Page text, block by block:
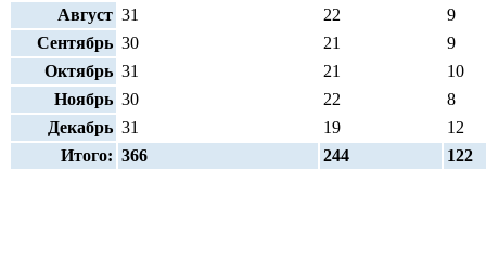
Август 31 22
9
Сентябрь 30 21
9
Октябрь 31 21
10
Ноябрь 30 22
8
Декабрь 31 19
12
Итого: 366 244 122